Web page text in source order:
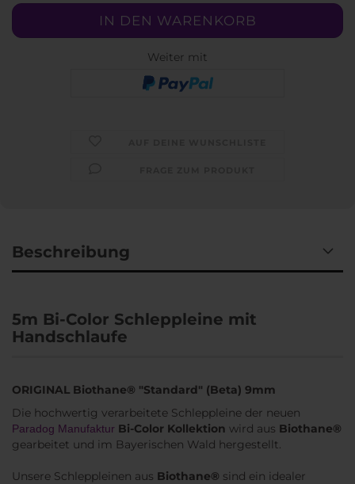
Weiter mit
Beschreibung
5m Bi-Color Schleppleine mit
Handschlaufe
ORIGINAL Biothane® "Standard" (Beta) 9mm
Die hochwertig verarbeitete Schleppleine der neuen
Paradog Manufaktur Bi-Color Kollektion wird aus Biothane®
gearbeitet und im Bayerischen Wald hergestellt.
Unsere Schleppleinen aus Biothane® sind ein idealer